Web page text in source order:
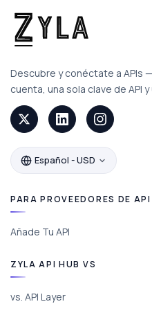
Descubre y conéctate a APIs
cuenta, una sola clave de API y
Español - USD
PARA PROVEEDORES DE API
Añade Tu API
ZYLA API HUB VS
vs. API Layer